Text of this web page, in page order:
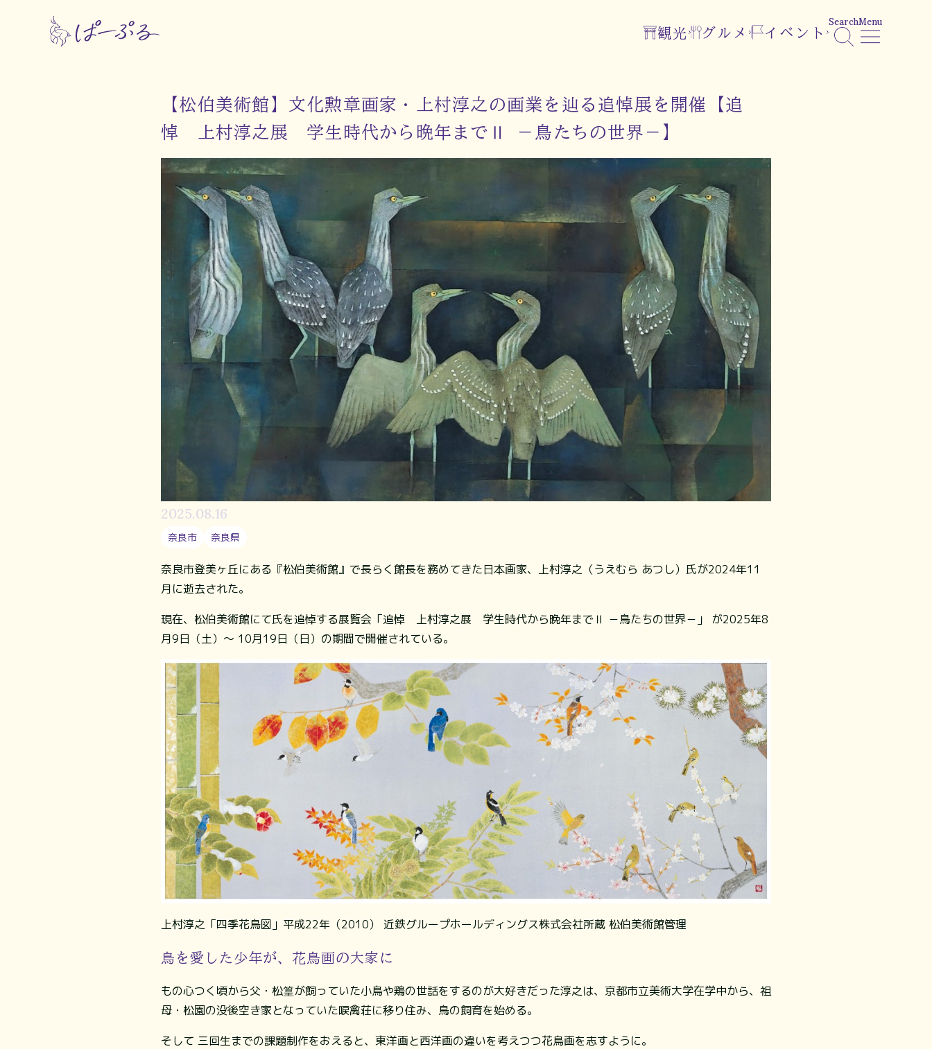
観光 グルメ イベント
SearchMenu
【松伯美術館】文化勲章画家・上村淳之の画業を辿る追悼展を開催【追
悼 上村淳之展 学生時代から晩年までⅡ －鳥たちの世界－】
2025.08.16
奈良市 奈良県
奈良市登美ヶ丘にある『松伯美術館』で長らく館長を務めてきた日本画家、上村淳之（うえむら あつし）氏が2024年11
月に逝去された。
現在、松伯美術館にて氏を追悼する展覧会「追悼 上村淳之展 学生時代から晩年までⅡ －鳥たちの世界－」 が2025年8
月9日（土）～ 10月19日（日）の期間で開催されている。
上村淳之「四季花鳥図」平成22年（2010） 近鉄グループホールディングス株式会社所蔵 松伯美術館管理
鳥を愛した少年が、花鳥画の大家に
もの心つく頃から父・松篁が飼っていた小鳥や鶏の世話をするのが大好きだった淳之は、京都市立美術大学在学中から、祖
母・松園の没後空き家となっていた唳禽荘に移り住み、鳥の飼育を始める。
そして 三回生までの課題制作をおえると、東洋画と西洋画の違いを考えつつ花鳥画を志すように。